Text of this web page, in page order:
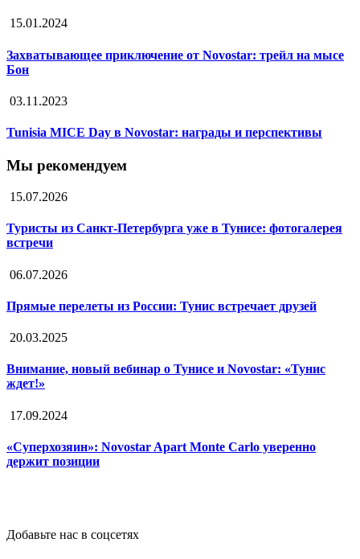
15.01.2024
Захватывающее приключение от Novostar: трейл на мысе
Бон
03.11.2023
Tunisia MICE Day в Novostar: награды и перспективы
Мы рекомендуем
15.07.2026
Туристы из Санкт-Петербурга уже в Тунисе: фотогалерея
встречи
06.07.2026
Прямые перелеты из России: Тунис встречает друзей
20.03.2025
Внимание, новый вебинар о Тунисе и Novostar: «Тунис
ждет!»
17.09.2024
«Суперхозяин»: Novostar Apart Monte Carlo уверенно
держит позиции
Добавьте нас в соцсетях